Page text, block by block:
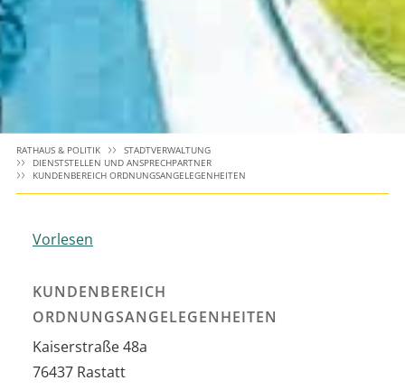
RATHAUS & POLITIK
STADTVERWALTUNG
DIENSTSTELLEN UND ANSPRECHPARTNER
KUNDENBEREICH ORDNUNGSANGELEGENHEITEN
Vorlesen
KUNDENBEREICH
ORDNUNGSANGELEGENHEITEN
Kaiserstraße 48a
76437 Rastatt